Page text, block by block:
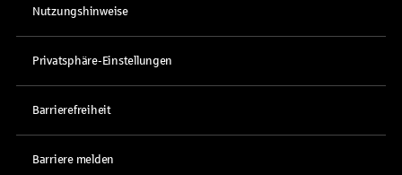
Nutzungshinweise
Privatsphäre-Einstellungen
Barrierefreiheit
Barriere melden